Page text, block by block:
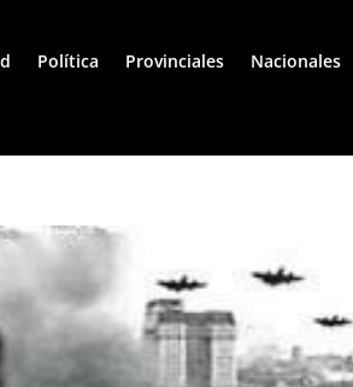
Política Provinciales Nacionales